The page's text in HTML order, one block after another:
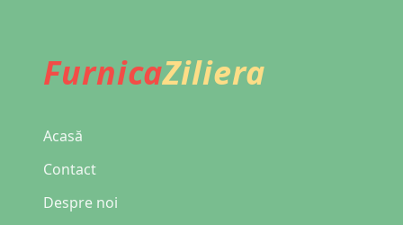
FurnicaZiliera
Acasă
Contact
Despre noi